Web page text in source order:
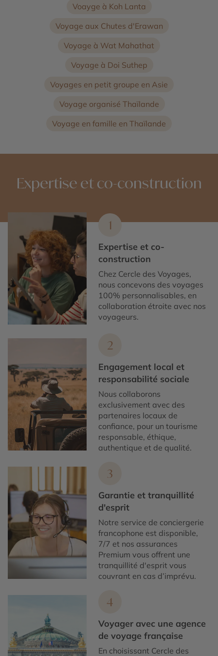
Voayge à Koh Lanta
Voyage aux Chutes d'Erawan
Voyage à Wat Mahathat
Voyage à Doi Suthep
Voyages en petit groupe en Asie
Voyage organisé Thaïlande
Voyage en famille en Thaïlande
Expertise et co-construction
1
Expertise et co-
construction
Chez Cercle des Voyages,
nous concevons des voyages
100% personnalisables, en
collaboration étroite avec nos
voyageurs.
2
Engagement local et
responsabilité sociale
Nous collaborons
exclusivement avec des
partenaires locaux de
confiance, pour un tourisme
responsable, éthique,
authentique et de qualité.
3
Garantie et tranquillité
d'esprit
Notre service de conciergerie
francophone est disponible,
7/7 et nos assurances
Premium vous offrent une
tranquillité d'esprit vous
couvrant en cas d’imprévu.
4
Voyager avec une agence
de voyage française
En choisissant Cercle des